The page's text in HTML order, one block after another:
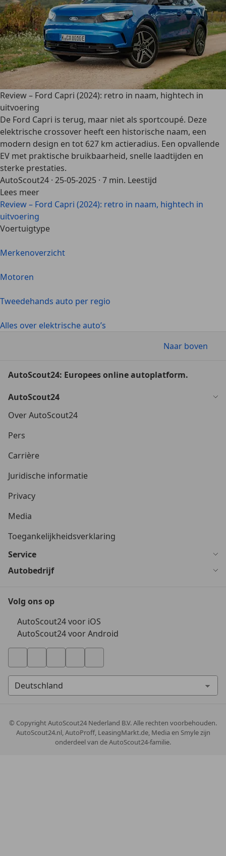
Review – Ford Capri (2024): retro in naam, hightech in
uitvoering
De Ford Capri is terug, maar niet als sportcoupé. Deze
elektrische crossover heeft een historische naam, een
modern design en tot 627 km actieradius. Een opvallende
EV met praktische bruikbaarheid, snelle laadtijden en
sterke prestaties.
AutoScout24 · 25-05-2025 · 7 min. Leestijd
Lees meer
Review – Ford Capri (2024): retro in naam, hightech in
uitvoering
Voertuigtype
Merkenoverzicht
Motoren
Tweedehands auto per regio
Alles over elektrische auto’s
Naar boven
AutoScout24: Europees online autoplatform.
AutoScout24
Over AutoScout24
Pers
Carrière
Juridische informatie
Privacy
Media
Toegankelijkheidsverklaring
Service
Autobedrijf
Volg ons op
AutoScout24 voor iOS
AutoScout24 voor Android
© CopyrightAutoScout24 Nederland B.V. Alle rechten voorbehouden.
AutoScout24.nl, AutoProff, LeasingMarkt.de, Media en Smyle zijn
onderdeel van de AutoScout24-familie.